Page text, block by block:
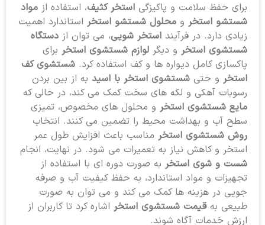
برای حفظ سلامت و پاکیزگی استخر کثیف، استفاده از مواد
شستشو استخرو محلول شستشو استخراستاندارد اهمیت
زیادی دارد. در فرآیند استخر شویی، می توان از دستگاه
شستشوی استخرو دیگر لوازم شستشوی استخربرای
پاکسازی کامل دیواره ها و کف استفاده کرد. شستشوی کف
استخرو حتی شستشوی استخر با اسیدبه از بین بردن
رسوبات آهکی و لکه های سخت کمک می کند، در حالی که
مایع شستشوی استخرو محلول های مخصوص، تمیزی
سطح آب و بهداشت محیط را تضمین می کنند. انتخاب
روش شستشوی استخرمناسب باعث افزایش طول عمر
استخر و کاهش نیاز به تعمیرات می شود. در نهایت، انجام
شست و شوی استخربه صورت دوره ای با استفاده از
تجهیزات و مواد استاندارد، به حفظ کیفیت آب و صرفه
جویی در هزینه ها کمک می کند و می توان به صورت
طبیعی به قیمت شستشوی استخراشاره کرد تا کاربران از
ارزش خدمات آگاه شوند.